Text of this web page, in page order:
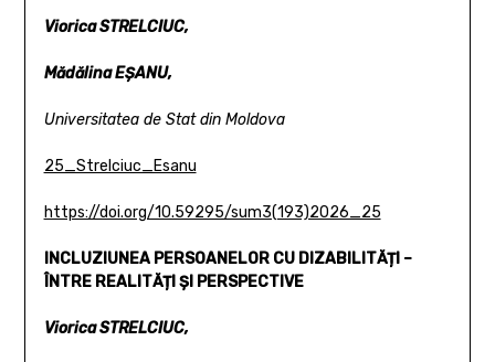
Viorica STRELCIUC,
Mădălina EȘANU,
Universitatea de Stat din Moldova
25_Strelciuc_Esanu
https://doi.org/10.59295/sum3(193)2026_25
INCLUZIUNEA PERSOANELOR CU DIZABILITĂȚI –
ÎNTRE REALITĂȚI ȘI PERSPECTIVE
Viorica STRELCIUC,